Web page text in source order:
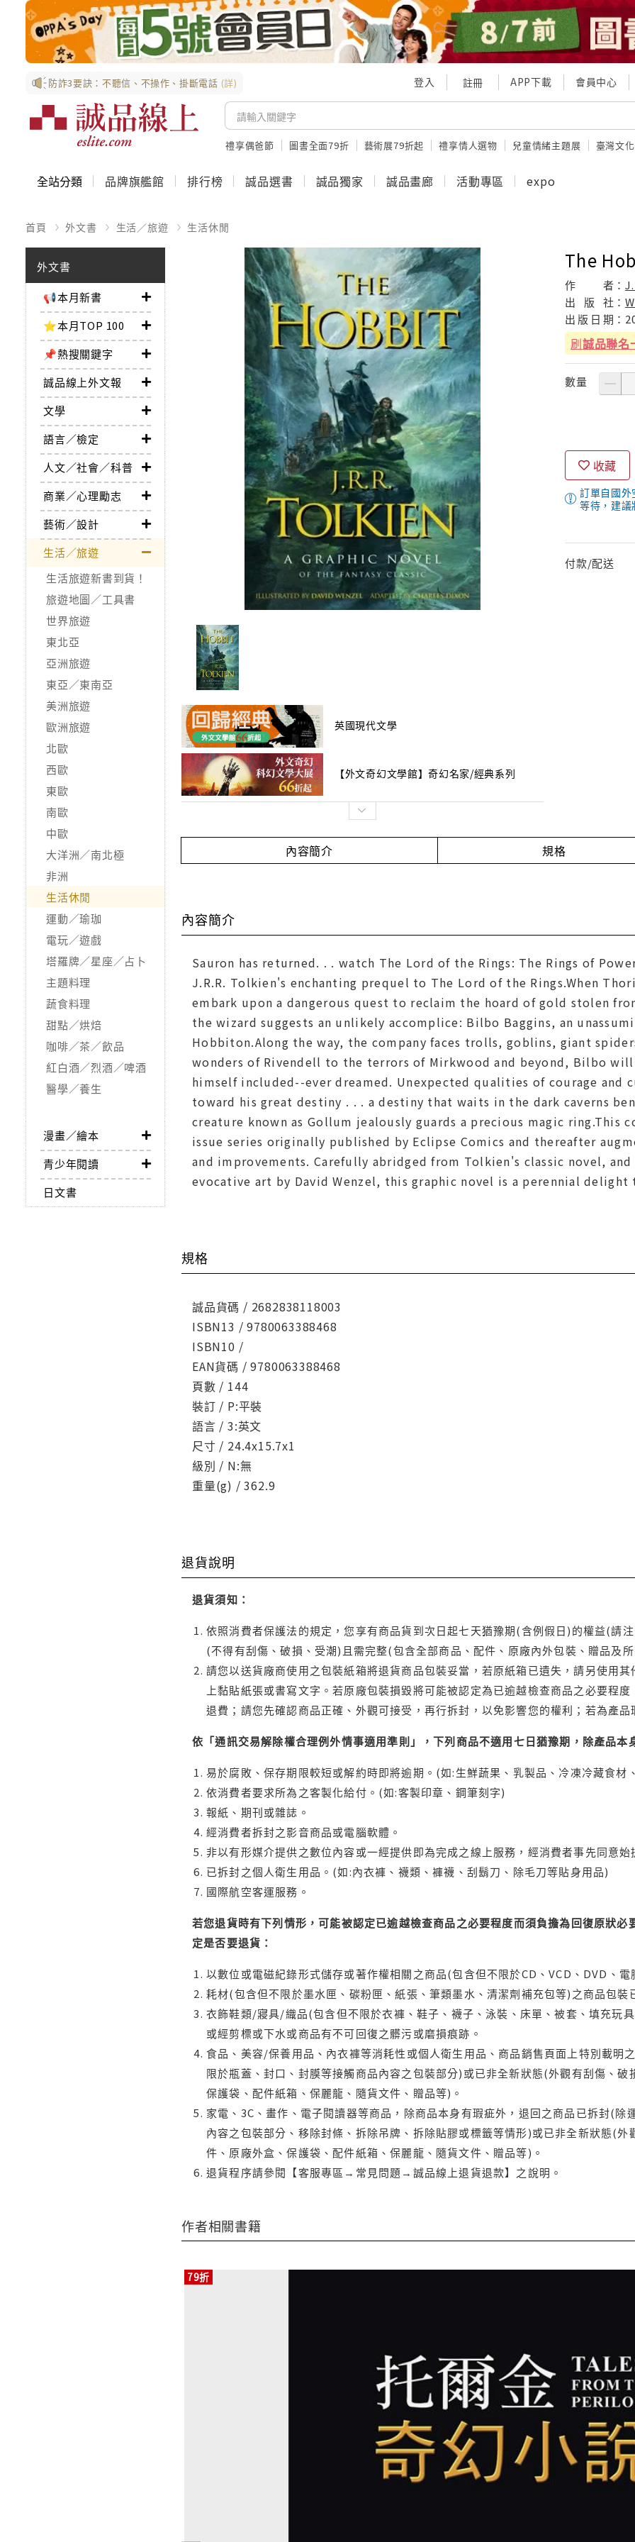
防詐3要訣：不聽信、不操作、掛斷電話 (詳) 登入 註冊 APP下載 會員中心
禮享偶爸節 圖書全面79折 藝術展79折起 禮享情人選物 兒童情緒主題展 臺灣文
全站分類 品牌旗艦館 排行榜 誠品選書 誠品獨家 誠品畫廊 活動專區 expo
首頁 外文書 生活／旅遊 生活休閒
外文書
📢本月新書
⭐本月TOP 100
📌熱搜關鍵字
誠品線上外文報
文學
語言／檢定
人文／社會／科普
商業／心理勵志
藝術／設計
生活／旅遊
生活旅遊新書到貨！
旅遊地圖／工具書
世界旅遊
東北亞
亞洲旅遊
東亞／東南亞
美洲旅遊
歐洲旅遊
北歐
西歐
東歐
南歐
中歐
大洋洲／南北極
非洲
生活休閒
運動／瑜珈
電玩／遊戲
塔羅牌／星座／占卜
主題料理
蔬食料理
甜點／烘焙
咖啡／茶／飲品
紅白酒／烈酒／啤酒
醫學／養生
漫畫／繪本
青少年閱讀
日文書
英國現代文學
【外文奇幻文學館】奇幻名家/經典系列
The
作 者：
出
版 社：
出 版 日 期：
刷誠品聯名
數量
收藏
訂單自國
等待，建
付款/配送
內容簡介 規格
內容簡介
Sauron has returned. . . watch The Lord of the Rings: The Rings of
J.R.R. Tolkien's enchanting prequel to The Lord of the Rings.When
embark upon a dangerous quest to reclaim the hoard of gold stolen
the wizard suggests an unlikely accomplice: Bilbo Baggins, an
Hobbiton.Along the way, the company faces trolls, goblins, giant
wonders of Rivendell to the terrors of Mirkwood and beyond, Bilbo
himself included--ever dreamed. Unexpected qualities of courage and
toward his great destiny . . . a destiny that waits in the dark caverns
creature known as Gollum jealously guards a precious magic
issue series originally published by Eclipse Comics and thereafter
and improvements. Carefully abridged from Tolkien's classic novel,
evocative art by David Wenzel, this graphic novel is a perennial
規格
誠品貨碼 / 2682838118003
ISBN13 / 9780063388468
ISBN10 /
EAN貨碼 / 9780063388468
頁數 / 144
裝訂 / P:平裝
語言 / 3:英文
尺寸 / 24.4x15.7x1
級別 / N:無
重量(g) / 362.9
退貨說明
退貨須知：
依照消費者保護法的規定，您享有商品貨到次日起七天猶豫期(含例假日)的權益(請
(不得有刮傷、破損、受潮)且需完整(包含全部商品、配件、原廠內外包裝、贈品及
請您以送貨廠商使用之包裝紙箱將退貨商品包裝妥當，若原紙箱已遺失，請另使用
上黏貼紙張或書寫文字。若原廠包裝損毀將可能被認定為已逾越檢查商品之必要程
退費；請您先確認商品正確、外觀可接受，再行拆封，以免影響您的權利；若為產
依「通訊交易解除權合理例外情事適用準則」，下列商品不適用七日猶豫期，除產品本
易於腐敗、保存期限較短或解約時即將逾期。(如:生鮮蔬果、乳製品、冷凍冷藏食材
依消費者要求所為之客製化給付。(如:客製印章、鋼筆刻字)
報紙、期刊或雜誌。
經消費者拆封之影音商品或電腦軟體。
非以有形媒介提供之數位內容或一經提供即為完成之線上服務，經消費者事先同意
已拆封之個人衛生用品。(如:內衣褲、襪類、褲襪、刮鬍刀、除毛刀等貼身用品)
國際航空客運服務。
若您退貨時有下列情形，可能被認定已逾越檢查商品之必要程度而須負擔為回復原狀
定是否要退貨：
以數位或電磁紀錄形式儲存或著作權相關之商品(包含但不限於CD、VCD、DVD、
耗材(包含但不限於墨水匣、碳粉匣、紙張、筆類墨水、清潔劑補充包等)之商品包
衣飾鞋類/寢具/織品(包含但不限於衣褲、鞋子、襪子、泳裝、床單、被套、填充玩
或經剪標或下水或商品有不可回復之髒污或磨損痕跡。
食品、美容/保養用品、內衣褲等消耗性或個人衛生用品、商品銷售頁面上特別載明
限於瓶蓋、封口、封膜等接觸商品內容之包裝部分)或已非全新狀態(外觀有刮傷、
保護袋、配件紙箱、保麗龍、隨貨文件、贈品等)。
家電、3C、畫作、電子閱讀器等商品，除商品本身有瑕疵外，退回之商品已拆封(
內容之包裝部分、移除封條、拆除吊牌、拆除貼膠或標籤等情形)或已非全新狀態(
件、原廠外盒、保護袋、配件紙箱、保麗龍、隨貨文件、贈品等)。
退貨程序請參閱【客服專區→常見問題→誠品線上退貨退款】之說明。
作者相關書籍
79折